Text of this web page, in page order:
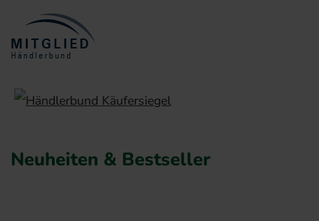
Neuheiten & Bestseller